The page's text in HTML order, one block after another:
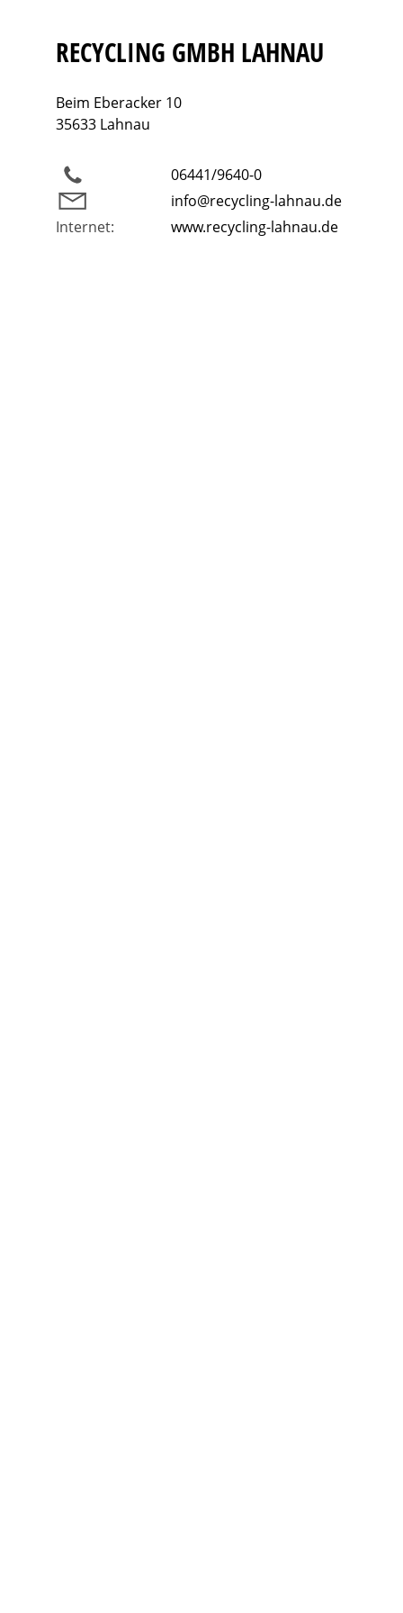
RECYCLING GMBH LAHNAU
Beim Eberacker 10
35633 Lahnau
06441/9640-0
info@recycling-lahnau.de
Internet:
www.recycling-lahnau.de